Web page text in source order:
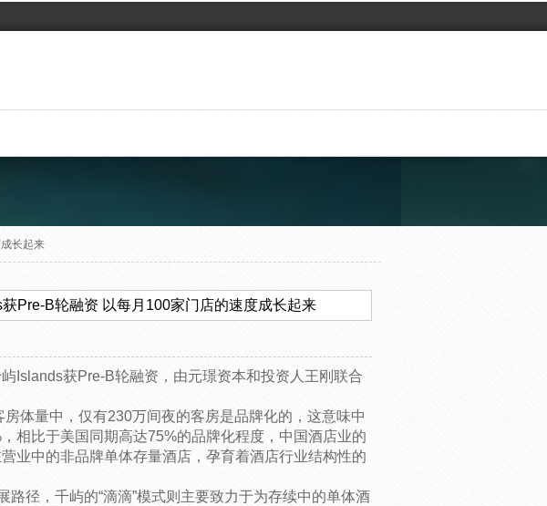
长起来
Pre-B轮融资 以每月100家门店的速度成长起来
Islands获Pre-B轮融资，由元璟资本和投资人王刚联合
体量中，仅有230万间夜的客房是品牌化的，这意味中
相比于美国同期高达75%的品牌化程度，中国酒店业的
业中的非品牌单体存量酒店，孕育着酒店行业结构性的
路径，千屿的“滴滴”模式则主要致力于为存续中的单体酒